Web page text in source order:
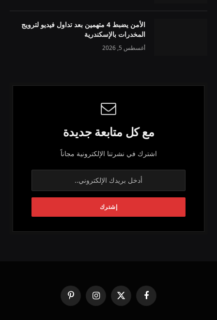
الأمن يضبط 4 متهمين بعد تداول فيديو لترويج
المخدرات بالإسكندرية
أغسطس 5, 2026
مع كل متابعة جديدة
اشترك في نشرتنا الإلكترونية مجاناً
فيسبوك
X
(Twitter)
الانستغرامبينتيريست